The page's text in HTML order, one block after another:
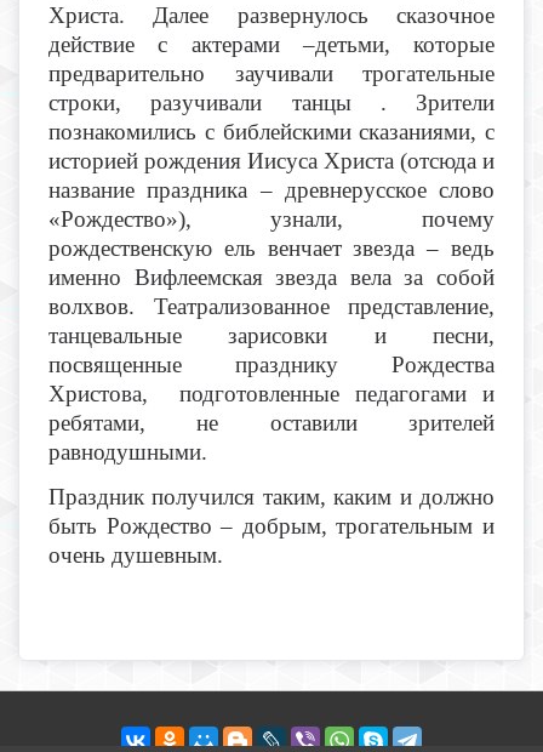
Христа. Далее развернулось сказочное
действие с актерами –детьми, которые
предварительно заучивали трогательные
строки, разучивали танцы . Зрители
познакомились с библейскими сказаниями, с
историей рождения Иисуса Христа (отсюда и
название праздника – древнерусское слово
«Рождество»), узнали, почему
рождественскую ель венчает звезда – ведь
именно Вифлеемская звезда вела за собой
волхвов. Театрализованное представление,
танцевальные зарисовки и песни,
посвященные празднику Рождества
Христова, подготовленные педагогами и
ребятами, не оставили зрителей
равнодушными.
Праздник получился таким, каким и должно
быть Рождество – добрым, трогательным и
очень душевным.